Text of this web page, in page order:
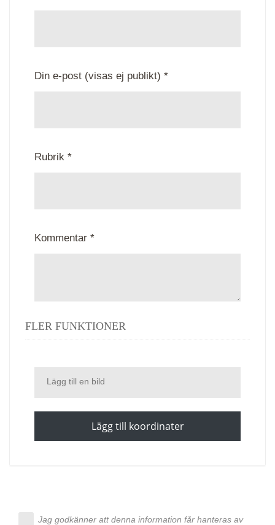
Din e-post (visas ej publikt) *
Rubrik *
Kommentar *
FLER FUNKTIONER
Lägg till en bild
Lägg till koordinater
Jag godkänner att denna information får hanteras av